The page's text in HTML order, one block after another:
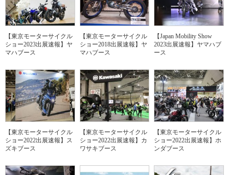
【東京モーターサイクル
ショー2023出展速報】ヤ
マハブース
【東京モーターサイクル
ショー2018出展速報】ヤ
マハブース
【Japan Mobility Show
2023出展速報】ヤマハブ
ース
【東京モーターサイクル
ショー2022出展速報】ス
ズキブース
【東京モーターサイクル
ショー2022出展速報】カ
ワサキブース
【東京モーターサイクル
ショー2022出展速報】ホ
ンダブース